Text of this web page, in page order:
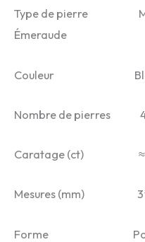
Type de pierre
Émeraude
Couleur Blanc
Nombre de pierres
Caratage (ct) ≈
Mesures (mm)
Forme Poire et